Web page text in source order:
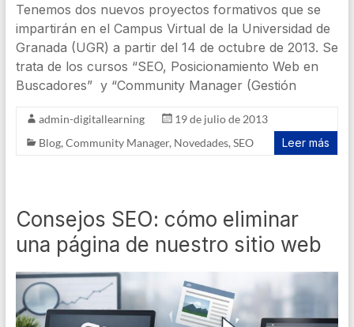
Tenemos dos nuevos proyectos formativos que se
impartirán en el Campus Virtual de la Universidad de
Granada (UGR) a partir del 14 de octubre de 2013. Se
trata de los cursos “SEO, Posicionamiento Web en
Buscadores” y “Community Manager (Gestión
admin-digitallearning
19 de julio de 2013
Blog, Community Manager, Novedades, SEO Leer más
Consejos SEO: cómo eliminar
una página de nuestro sitio web